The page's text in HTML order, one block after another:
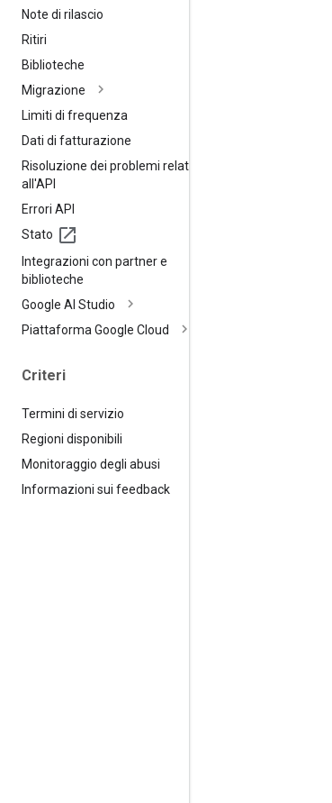
Note di rilascio
Ritiri
Biblioteche
Migrazione
Limiti di frequenza
Dati di fatturazione
Risoluzione dei problemi relativi
all'API
Errori API
Stato
Integrazioni con partner e
biblioteche
Google AI Studio
Piattaforma Google Cloud
Criteri
Termini di servizio
Regioni disponibili
Monitoraggio degli abusi
Informazioni sui feedback